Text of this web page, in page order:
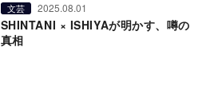
文芸 2025.08.01
SHINTANI × ISHIYAが明かす、噂の
真相